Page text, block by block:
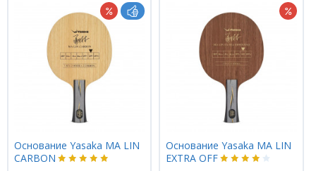
Основание Yasaka MA LIN
CARBON
Основание Yasaka MA LIN
EXTRA OFF